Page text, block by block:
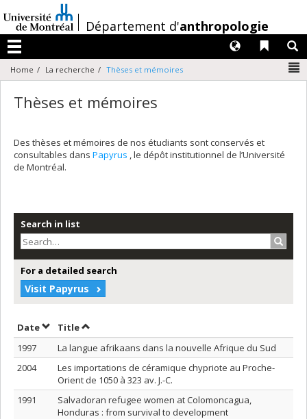
au
contenu
/Département d'anthropologie
Menu
Liens
Langues
Home La recherche Thèses et mémoires
Thèses et mémoires
Des thèses et mémoires de nos étudiants sont conservés et
consultables dans Papyrus , le dépôt institutionnel de l’Université
de Montréal.
Search in list
For a detailed search
Visit Papyrus
DateSort by date in descending order
TitleSort by title in descending order
1997
La langue afrikaans dans la nouvelle Afrique du Sud
2004
Les importations de céramique chypriote au Proche-
Orient de 1050 à 323 av. J.-C.
1991
Salvadoran refugee women at Colomoncagua,
Honduras : from survival to development